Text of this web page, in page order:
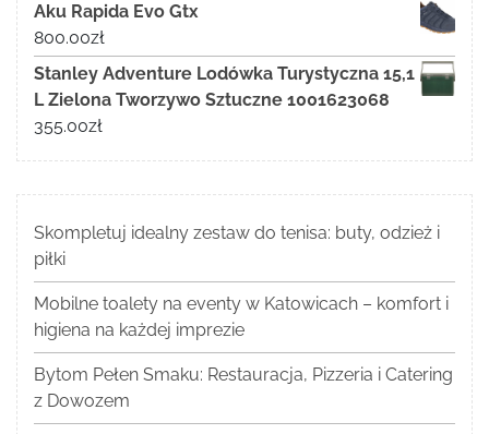
Aku Rapida Evo Gtx
800.00zł
Stanley Adventure Lodówka Turystyczna 15,1
L Zielona Tworzywo Sztuczne 1001623068
355.00zł
Skompletuj idealny zestaw do tenisa: buty, odzież i
piłki
Mobilne toalety na eventy w Katowicach – komfort i
higiena na każdej imprezie
Bytom Pełen Smaku: Restauracja, Pizzeria i Catering
z Dowozem